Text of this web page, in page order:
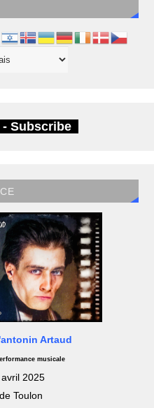
Subscribe
Artaud
musicale
2025
Toulon